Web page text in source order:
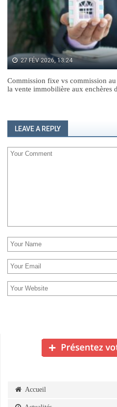
27 FÉV 2026, 13:24
Commission fixe vs commission
la vente immobilière aux enchères
LEAVE A REPLY
Accueil